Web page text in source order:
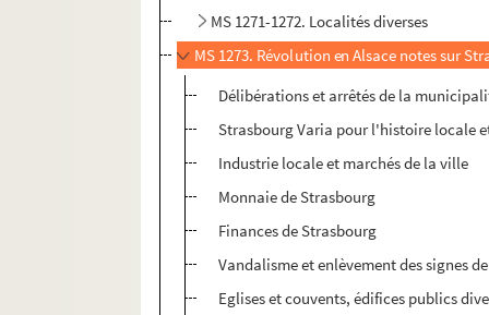
MS 1271-1272. Localités diverses
MS 1273. Révolution en Alsace notes sur
Délibérations et arrêtés de la
Strasbourg Varia pour l'histoire locale
Industrie locale et marchés de la ville
Monnaie de Strasbourg
Finances de Strasbourg
Vandalisme et enlèvement des signes
Eglises et couvents, édifices publics